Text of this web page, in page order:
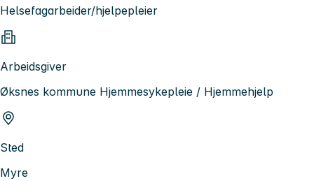
Helsefagarbeider/hjelpepleier
Arbeidsgiver
Øksnes kommune Hjemmesykepleie / Hjemmehjelp
Sted
Myre